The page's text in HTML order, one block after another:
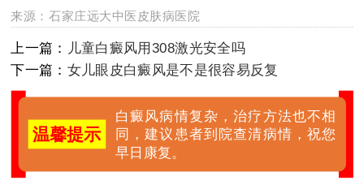
来源：石家庄远大中医皮肤病医院
上一篇： 儿童白癜风用308激光安全吗
下一篇： 女儿眼皮白癜风是不是很容易反复
温馨提示
白癜风病情复杂，治疗方法也不相
同，建议患者到院查清病情，祝您
早日康复。